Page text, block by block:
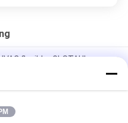
flexibler GI-STAHL
für HVAC Industrie